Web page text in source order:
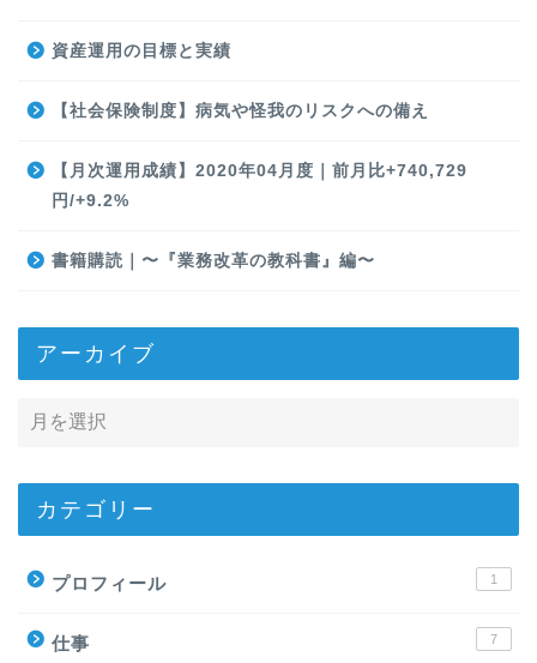
資産運用の目標と実績
【社会保険制度】病気や怪我のリスクへの備え
【月次運用成績】2020年04月度｜前月比+740,729
円/+9.2%
書籍購読｜〜『業務改革の教科書』編〜
アーカイブ
カテゴリー
プロフィール 1
仕事 7